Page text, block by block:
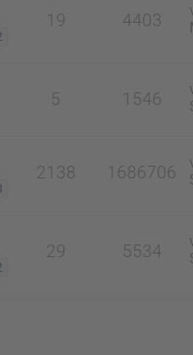
19 4403
5 1546
2138 1686706
29 5534